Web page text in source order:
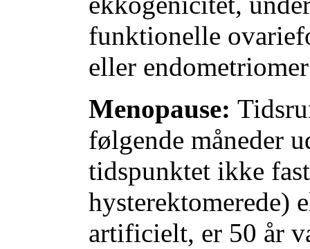
funktionelle
eller
Menopause:
følgende måneder
tidspunktet ikke
hysterektomerede)
artificielt, er 50 år